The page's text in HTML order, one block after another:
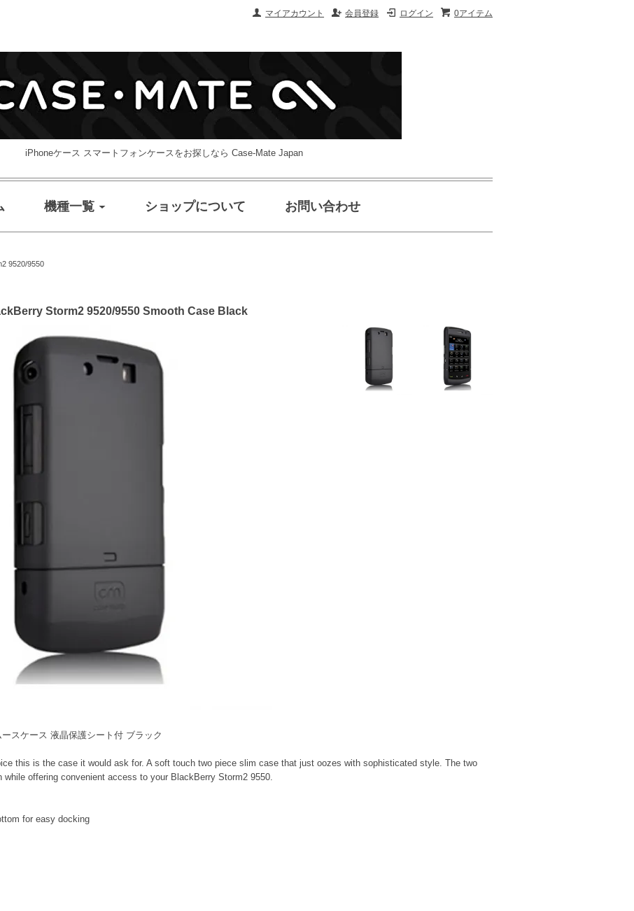
0アイテム
ログイン
会員登録
マイアカウント
iPhoneケース スマートフォンケースをお探しなら Case-Mate Japan
機種一覧 ショップについて お問い合わせ
9520/9550
Storm2 9520/9550 Smooth Case Black
スケース 液晶保護シート付 ブラック
this is the case it would ask for. A soft touch two piece slim case that just oozes with sophisticated style. The two
while offering convenient access to your BlackBerry Storm2 9550.
for easy docking